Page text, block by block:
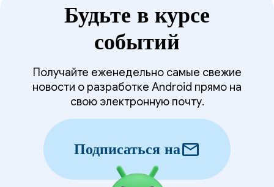
Будьте в курсе
событий
Получайте еженедельно самые свежие
новости о разработке Android прямо на
свою электронную почту.
Подписаться наmail